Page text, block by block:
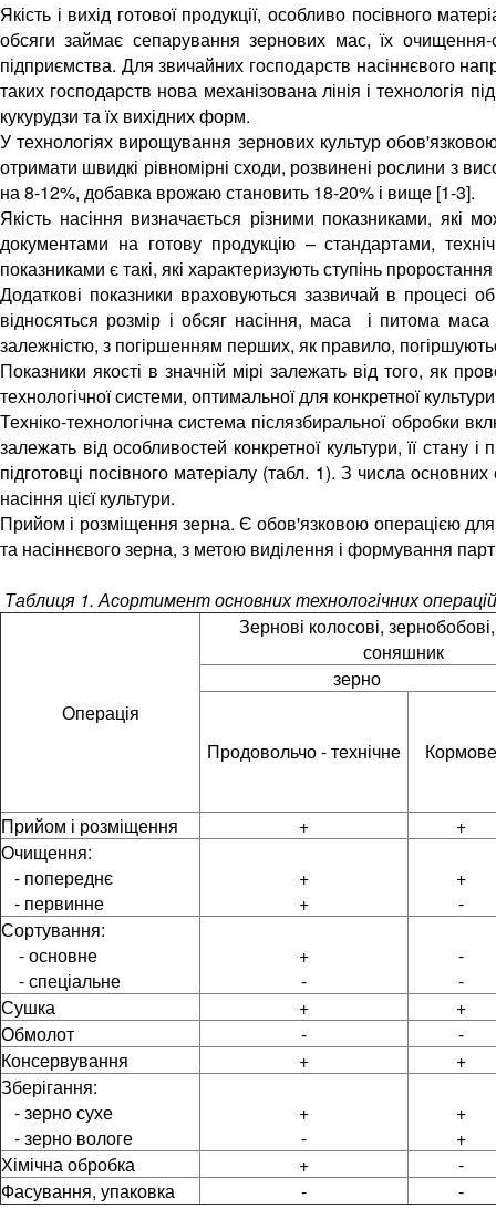
Якість і вихід готової продукції, особливо посівного
обсяги займає сепарування зернових мас, їх
підприємства. Для звичайних господарств насіннєвого
таких господарств нова механізована лінія і технологія
кукурудзи та їх вихідних форм.
У технологіях вирощування зернових культур
отримати швидкі рівномірні сходи, розвинені рослини з
на 8-12%, добавка врожаю становить 18-20% і вище [1-3].
Якість насіння визначається різними показниками, які
документами на готову продукцію – стандартами,
показниками є такі, які характеризують ступінь
Додаткові показники враховуються зазвичай в процесі
відносяться розмір і обсяг насіння, маса і питома
залежністю, з погіршенням перших, як правило,
Показники якості в значній мірі залежать від того, як
технологічної системи, оптимальної для конкретної
Техніко-технологічна система післязбиральної обробки
залежать від особливостей конкретної культури, її
підготовці посівного матеріалу (табл. 1). З числа
насіння цієї культури.
Прийом і розміщення зерна. Є обов'язковою операцією
та насіннєвого зерна, з метою виділення і формування
Таблиця 1. Асортимент основних технологічних
Операція
Зернові колосові,
соняшник
зерно
Продовольчо - технічне Кормове
Прийом і розміщення +
+
Очищення:
- попереднє
- первинне
+
+
+
-
Сортування:
- основне
- спеціальне
+
-
-
-
Сушка
+
+
Обмолот
-
-
Консервування
+
+
Зберігання:
- зерно сухе
- зерно вологе
+
-
+
+
Хімічна обробка
+
-
Фасування, упаковка
- -